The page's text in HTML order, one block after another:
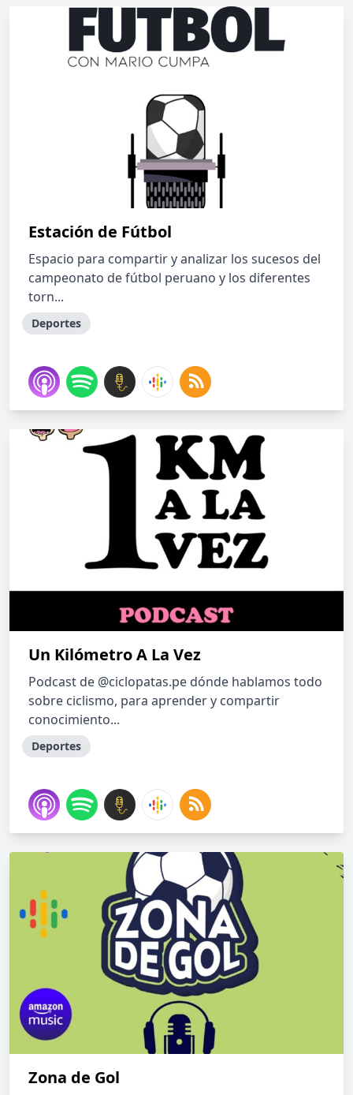
Estación de Fútbol
Espacio para compartir y analizar los sucesos del
campeonato de fútbol peruano y los diferentes
torn...
Deportes
Un Kilómetro A La Vez
Podcast de @ciclopatas.pe dónde hablamos todo
sobre ciclismo, para aprender y compartir
conocimiento...
Deportes
Zona de Gol